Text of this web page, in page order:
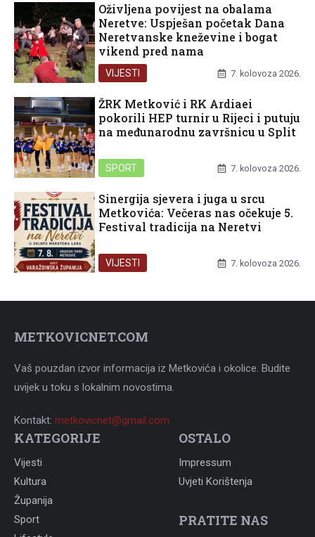
Oživljena povijest na obalama
Neretve: Uspješan početak Dana
Neretvanske kneževine i bogat
vikend pred nama
VIJESTI 7. kolovoza 2026.
ŽRK Metković i RK Ardiaei
pokorili HEP turnir u Rijeci i putuju
na međunarodnu završnicu u Split
SPORT 7. kolovoza 2026.
Sinergija sjevera i juga u srcu
Metkovića: Večeras nas očekuje 5.
Festival tradicija na Neretvi
VIJESTI 7. kolovoza 2026.
METKOVICNET.COM
Vaš pouzdan izvor informacija iz Metkovića i okolice. Budite
uvijek u toku s lokalnim novostima.
Kontakt: metkovicnet@gmail.com
KATEGORIJE
Vijesti
Kultura
Županija
Sport
OSTALO
Impressum
Uvjeti Korištenja
PRATITE NAS